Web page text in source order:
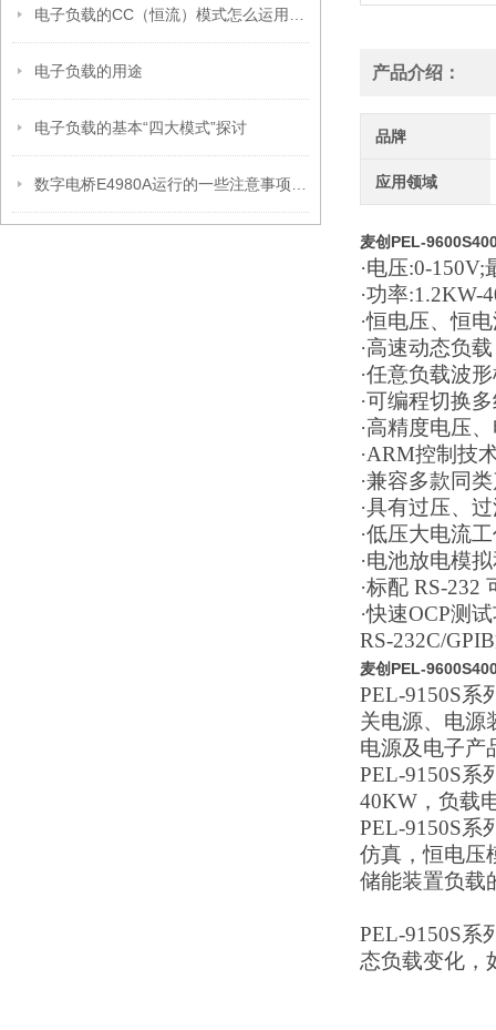
电子负载的用途
电子负载的基本“四大模式”探讨
产品介绍：
品牌
应用领域
麦创PEL-
·电压:0-
·功率:1.2KW-
·恒电压、恒
·高速动态负
·任意负载波
·可编程切换
·高精度电压
·ARM控制技
·兼容多款同
·具有过压、
·低压大电流
·电池放电模
·标配 RS-232
·快速OCP测
RS-232C/
麦创PEL-
PEL-9150S系
关电源、电源
电源及电子产
PEL-9150S系
40KW，负载
PEL-9150S系
仿真，恒电压
储能装置负载
PEL-9150S系
态负载变化，